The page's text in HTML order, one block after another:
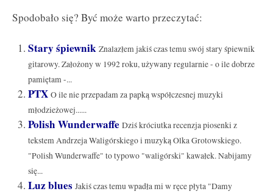
Spodobało się? Być może warto przeczytać:
Stary śpiewnik Znalazłem jakiś czas temu swój stary śpiewnik
gitarowy. Założony w 1992 roku, używany regularnie - o ile dobrze
pamiętam -...
PTX O ile nie przepadam za papką współczesnej muzyki
młodzieżowej......
Polish Wunderwaffe Dziś króciutka recenzja piosenki z
tekstem Andrzeja Waligórskiego i muzyką Olka Grotowskiego.
"Polish Wunderwaffe" to typowo "waligórski" kawałek. Nabijamy
się...
Luz blues Jakiś czas temu wpadła mi w ręce płyta "Damy